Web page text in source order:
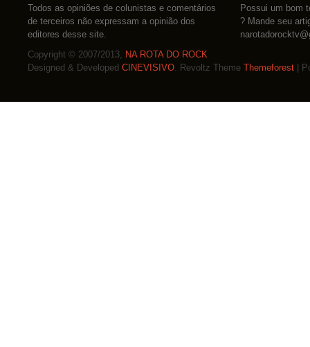
Todos as opiniões de colunistas e comentários
de terceiros não expressam a opinião dos
editores desse site.
Possui um bom
? Mande seu
Copyright © 2007/2013, NA ROTA DO ROCK
Designed & Developed CINEVISIVO. Revoltz Theme Themeforest |